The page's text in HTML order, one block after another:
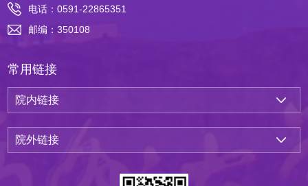
电话：0591-22865351
邮编：350108
常用链接
院内链接
院外链接